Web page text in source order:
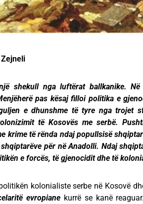
shekull nga luftërat ballkanike.
pas kësaj filloi politika e
e dhunshme të tyre nga trojet
të Kosovës me serbë.
krime të rënda ndaj popullsisë
për në Anadolli. Ndaj
e forcës, të gjenocidit dhe të
kolonialiste serbe në Kosovë
evropiane kurrë se kanë